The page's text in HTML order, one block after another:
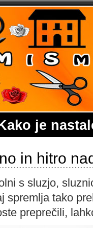
je
in hitro
s sluzjo,
spremlja tako
preprečili,